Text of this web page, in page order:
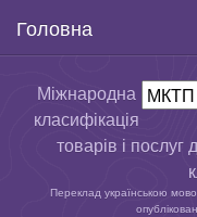
Головна
Міжнародна
класифікація
товарів і послуг
Переклад українською